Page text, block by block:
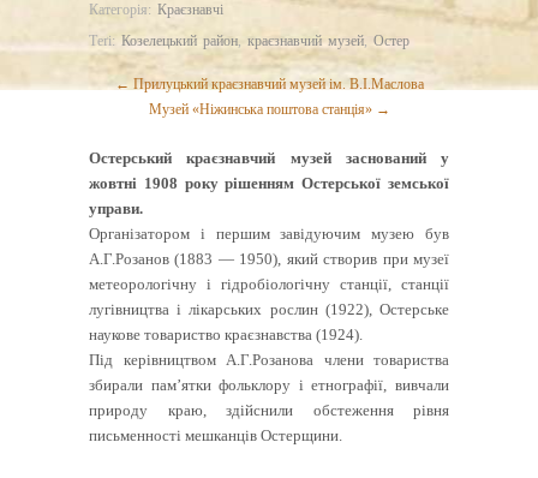
Категорія: Краєзнавчі
Теґі:Козелецький район, краєзнавчий музей, Остер
← Прилуцький краєзнавчий музей ім. В.І.Маслова
Музей «Ніжинська поштова станція» →
Остерський краєзнавчий музей заснований у
жовтні 1908 року рішенням Остерської земської
управи.
Організатором і першим завідуючим музею був
А.Г.Розанов (1883 — 1950), який створив при музеї
метеорологічну і гідробіологічну станції, станції
лугівництва і лікарських рослин (1922), Остерське
наукове товариство краєзнавства (1924).
Під керівництвом А.Г.Розанова члени товариства
збирали пам’ятки фольклору і етнографії, вивчали
природу краю, здійснили обстеження рівня
письменності мешканців Остерщини.